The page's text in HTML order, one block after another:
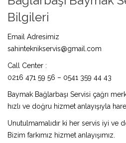
Bilgileri
Email Adresimiz
sahinteknikservis@gmail.com
Call Center :
0216 471 59 56 – 0541 359 44 43
Baymak Bağlarbaşı Servisi çağrı
hızlı ve doğru hizmet anlayışıyla
Unutulmamalıdır ki her servis iyi ve
Bizim farkımız hizmet anlayışımız.